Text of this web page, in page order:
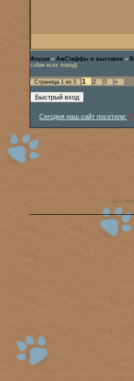
Форум » АмСтаффы и выставки »
собак всех пород)
Страница 1 из 3 1 2 3 »
Сегодня наш сайт посетили:
аст,